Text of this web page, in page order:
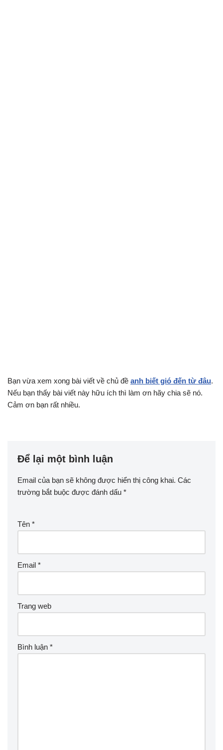
Bạn vừa xem xong bài viết về chủ đề anh biết gió đến từ đâu.
Nếu bạn thấy bài viết này hữu ích thì làm ơn hãy chia sẽ nó.
Cảm ơn bạn rất nhiều.
Để lại một bình luận
Email của bạn sẽ không được hiển thị công khai. Các
trường bắt buộc được đánh dấu *
Tên *
Email *
Trang web
Bình luận *